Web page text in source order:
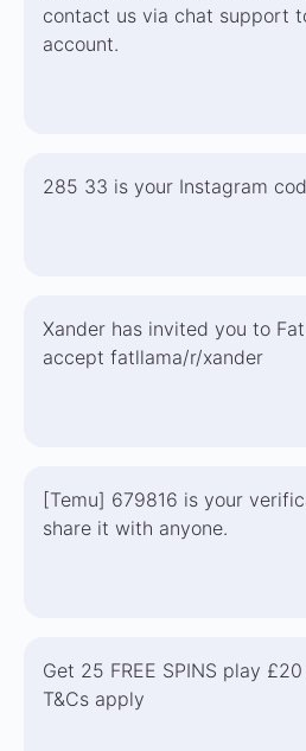
contact us via chat support
account.
285 33 is your Instagram
Xander has invited you to
accept fatllama/r/xander
[Temu] 679816 is your
share it with anyone.
Get 25 FREE SPINS play
T&Cs apply